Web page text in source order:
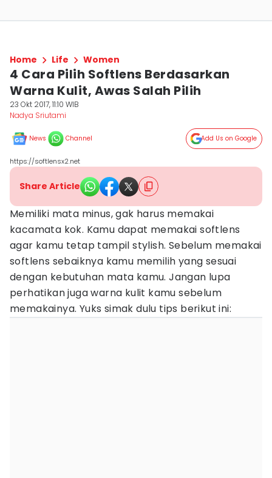
Home Life Women
4 Cara Pilih Softlens Berdasarkan
Warna Kulit, Awas Salah Pilih
23 Okt 2017, 11:10 WIB
Nadya Sriutami
News Channel Add Us on Google
https://softlensx2.net
Share Article
Memiliki mata minus, gak harus memakai
kacamata kok. Kamu dapat memakai softlens
agar kamu tetap tampil stylish. Sebelum memakai
softlens sebaiknya kamu memilih yang sesuai
dengan kebutuhan mata kamu. Jangan lupa
perhatikan juga warna kulit kamu sebelum
memakainya. Yuks simak dulu tips berikut ini: